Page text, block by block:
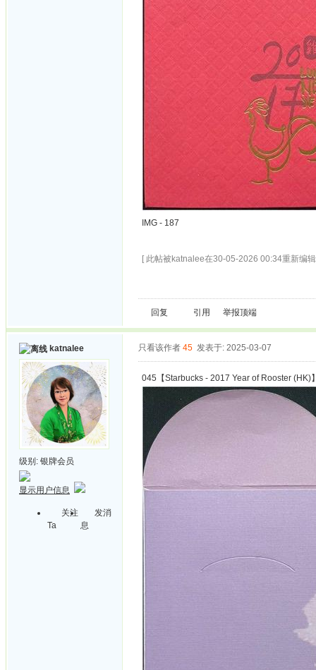
IMG - 187
[ 此帖被katnalee在30-05-2026 00:34重新编
回复 引用 举报顶端
katnalee
级别: 银牌会员
显示用户信息
关注
Ta
发消
息
只看该作者 45 发表于: 2025-03-07
045【Starbucks - 2017 Year of Rooster (HK)